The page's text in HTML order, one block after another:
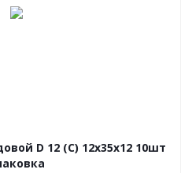
D 12 (С) 12х35х12 10шт